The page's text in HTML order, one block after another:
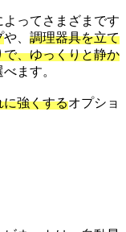
ってさまざまです
や、 調理器具を立て
で、ゆっくりと静か
ます。
に強くするオプショ